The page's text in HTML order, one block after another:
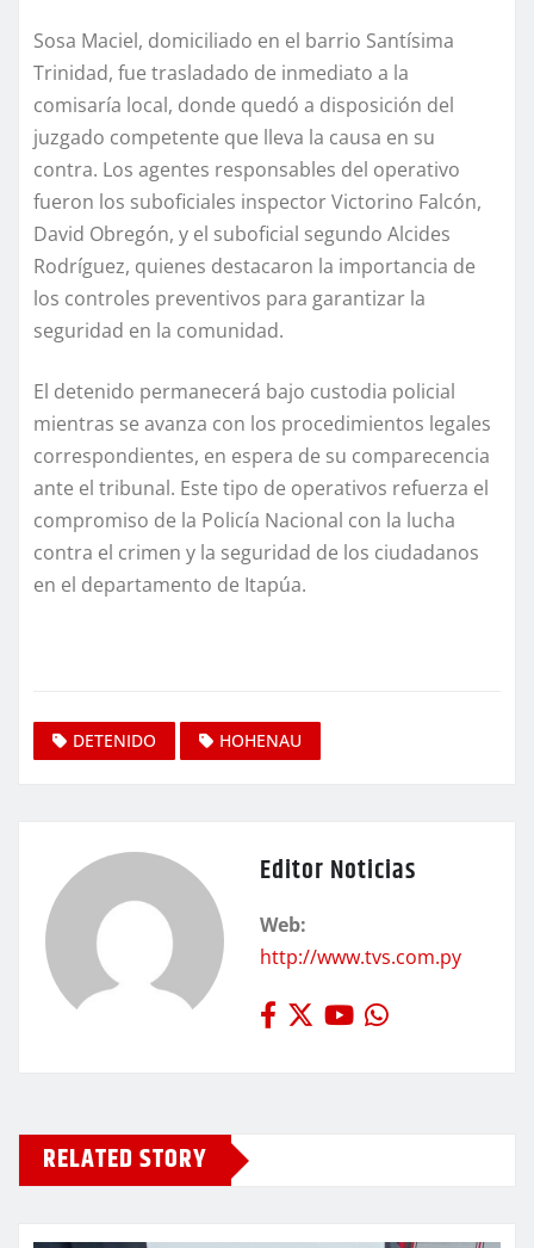
Sosa Maciel, domiciliado en el barrio Santísima
Trinidad, fue trasladado de inmediato a la
comisaría local, donde quedó a disposición del
juzgado competente que lleva la causa en su
contra. Los agentes responsables del operativo
fueron los suboficiales inspector Victorino Falcón,
David Obregón, y el suboficial segundo Alcides
Rodríguez, quienes destacaron la importancia de
los controles preventivos para garantizar la
seguridad en la comunidad.
El detenido permanecerá bajo custodia policial
mientras se avanza con los procedimientos legales
correspondientes, en espera de su comparecencia
ante el tribunal. Este tipo de operativos refuerza el
compromiso de la Policía Nacional con la lucha
contra el crimen y la seguridad de los ciudadanos
en el departamento de Itapúa.
DETENIDO HOHENAU
Editor Noticias
Web:
http://www.tvs.com.py
RELATED STORY